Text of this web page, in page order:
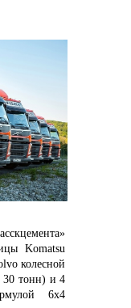
Komatsu
колесной
30 тонн) и 4
6x4